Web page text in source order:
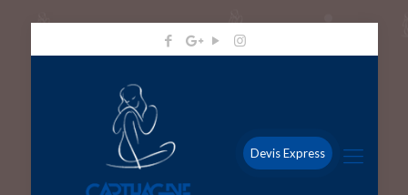
Devis Express